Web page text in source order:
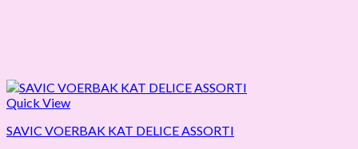
Quick View
SAVIC VOERBAK KAT DELICE ASSORTI